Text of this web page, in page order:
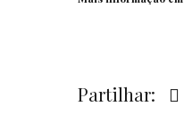
Partilhar: